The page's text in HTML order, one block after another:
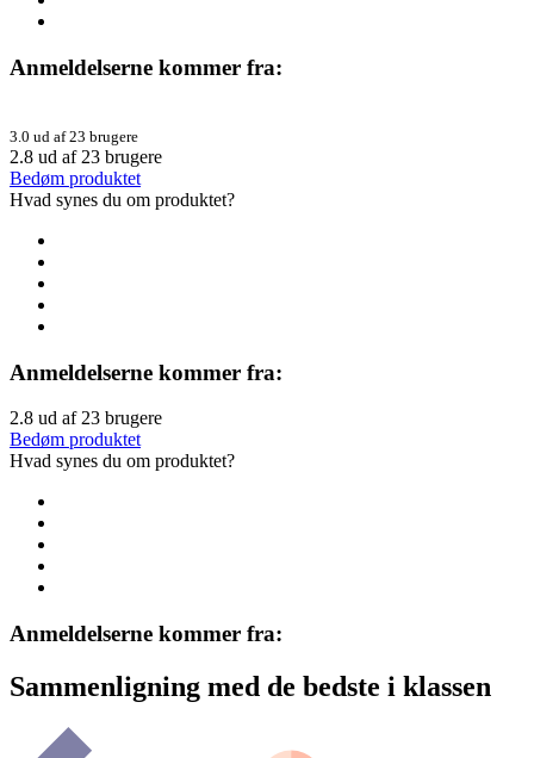
Anmeldelserne kommer fra:
3.0 ud af 23 brugere
2.8 ud af 23 brugere
Bedøm produktet
Hvad synes du om produktet?
Anmeldelserne kommer fra:
2.8 ud af 23 brugere
Bedøm produktet
Hvad synes du om produktet?
Anmeldelserne kommer fra:
Sammenligning med de bedste i klassen